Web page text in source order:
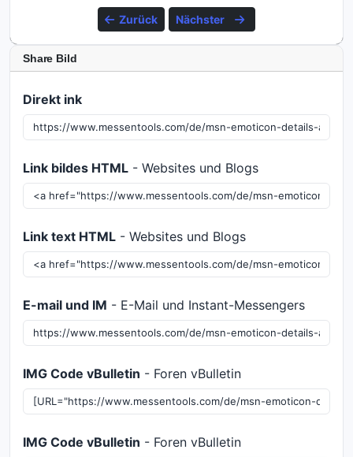
Zurück Nächster
Share Bild
Direkt ink
Link bildes HTML - Websites und Blogs
Link text HTML - Websites und Blogs
E-mail und IM - E-Mail und Instant-Messengers
IMG Code vBulletin - Foren vBulletin
IMG Code vBulletin - Foren vBulletin